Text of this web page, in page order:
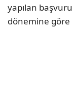
yapılan
dönemine göre